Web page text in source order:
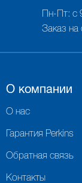
Пн-Пт:
Заказ на
О компании
О нас
Гарантия Perkins
Обратная связь
Контакты